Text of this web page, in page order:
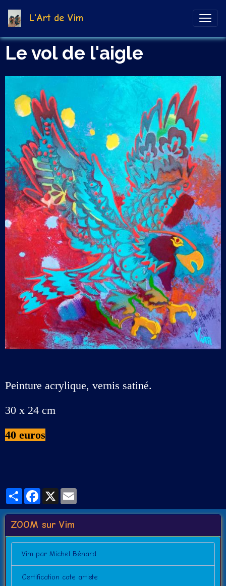
L'Art de Vim
Le vol de l'aigle
Peinture acrylique, vernis satiné.
30 x 24 cm
40 euros
PartagerFacebook
X
ZOOM sur Vim
Vim par Michel Bénard
Certification cote artiste